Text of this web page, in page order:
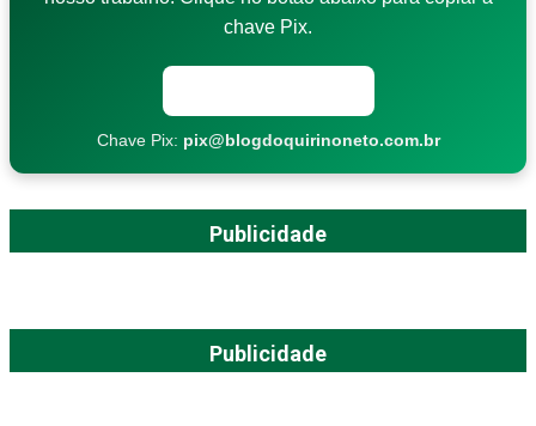
chave Pix.
Chave Pix: pix@blogdoquirinoneto.com.br
Publicidade
Publicidade